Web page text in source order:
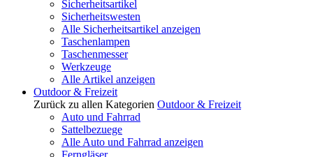
Sicherheitsartikel
Sicherheitswesten
Alle Sicherheitsartikel anzeigen
Taschenlampen
Taschenmesser
Werkzeuge
Alle Artikel anzeigen
Outdoor & Freizeit
Zurück zu allen Kategorien Outdoor & Freizeit
Auto und Fahrrad
Sattelbezuege
Alle Auto und Fahrrad anzeigen
Ferngläser